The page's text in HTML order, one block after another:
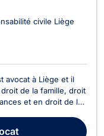
civile Liège
avocat à Liège et il
de la famille, droit
et en droit de la
que vous soyez